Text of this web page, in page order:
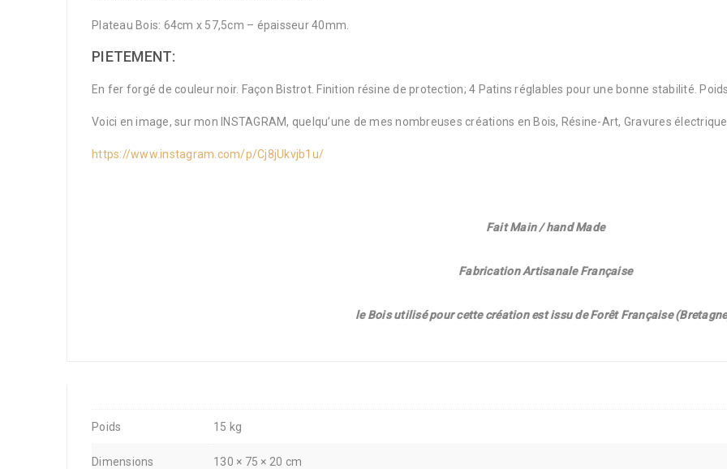
Plateau Bois: 64cm x 57,5cm – épaisseur 40mm.
PIETEMENT:
En fer forgé de couleur noir. Façon Bistrot. Finition résine de protection; 4 Patins réglables pour une bonne stabilité.
Voici en image, sur mon INSTAGRAM, quelqu’une de mes nombreuses créations en Bois, Résine-Art, Gravures
https://www.instagram.com/p/Cj8jUkvjb1u/
Fait Main / hand Made
Fabrication Artisanale Française
le Bois utilisé pour cette création est issu de Forêt Française
Poids 15 kg
Dimensions 130 × 75 × 20 cm